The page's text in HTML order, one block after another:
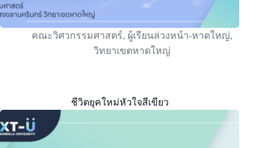
คณะวิศวกรรมศาสตร์, ผู้เรียนล่วงหน้า-หาดใหญ่,
วิทยาเขตหาดใหญ่
ชีวิตยุคใหม่หัวใจสีเขียว